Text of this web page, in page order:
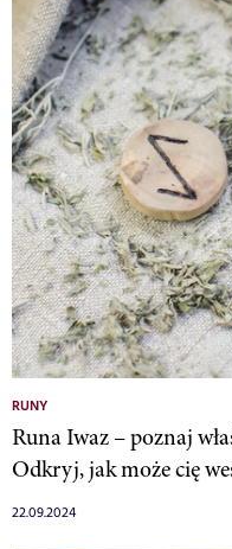
RUNY
Runa Iwaz – poznaj
Odkryj, jak może cię
22.09.2024